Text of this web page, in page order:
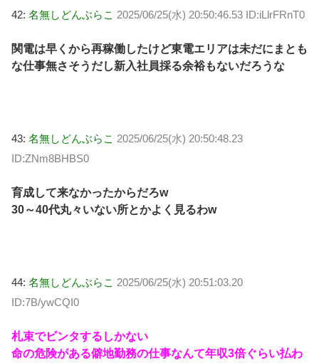
42: 名無しどんぶらこ 2025/06/25(水) 20:50:46.53 ID:iLlrFRnT0
関電は早くから再稼働したけど東電エリアは未だにまとも
な仕事無さそうだし新入社員採る余裕もないだろうな
43: 名無しどんぶらこ 2025/06/25(水) 20:50:48.23
ID:ZNm8BHBS0
育成して来なかったからだろw
30～40代丸々いない所とかよく見るわw
44: 名無しどんぶらこ 2025/06/25(水) 20:51:03.20
ID:7B/ywCQI0
札束でビンタするしかない
命の危険がある僻地勤務の仕事なんて年収3倍ぐらい払わ